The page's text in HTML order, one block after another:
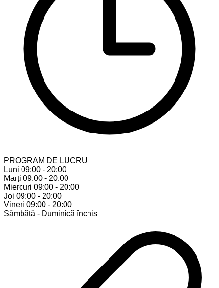
PROGRAM DE LUCRU
Luni 09:00 - 20:00
Marți 09:00 - 20:00
Miercuri 09:00 - 20:00
Joi 09:00 - 20:00
Vineri 09:00 - 20:00
Sâmbătă - Duminică închis